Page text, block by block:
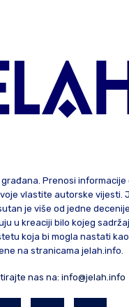
Prenosi informacije
vlastite autorske vijesti.
je više od jedne
u kreaciji bilo kojeg
koja bi mogla nastati
na stranicama jelah.info.
nas na: info@jelah.info